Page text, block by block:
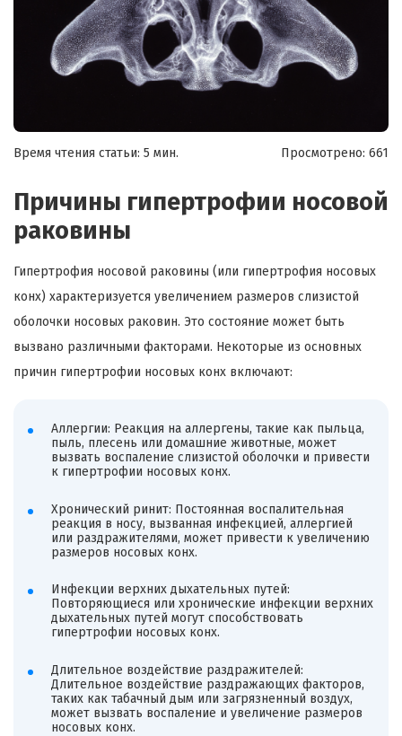
Время чтения статьи: 5 мин. Просмотрено: 661
Причины гипертрофии носовой
раковины
Гипертрофия носовой раковины (или гипертрофия носовых
конх) характеризуется увеличением размеров слизистой
оболочки носовых раковин. Это состояние может быть
вызвано различными факторами. Некоторые из основных
причин гипертрофии носовых конх включают:
Аллергии: Реакция на аллергены, такие как пыльца,
пыль, плесень или домашние животные, может
вызвать воспаление слизистой оболочки и привести
к гипертрофии носовых конх.
Хронический ринит: Постоянная воспалительная
реакция в носу, вызванная инфекцией, аллергией
или раздражителями, может привести к увеличению
размеров носовых конх.
Инфекции верхних дыхательных путей:
Повторяющиеся или хронические инфекции верхних
дыхательных путей могут способствовать
гипертрофии носовых конх.
Длительное воздействие раздражителей:
Длительное воздействие раздражающих факторов,
таких как табачный дым или загрязненный воздух,
может вызвать воспаление и увеличение размеров
носовых конх.